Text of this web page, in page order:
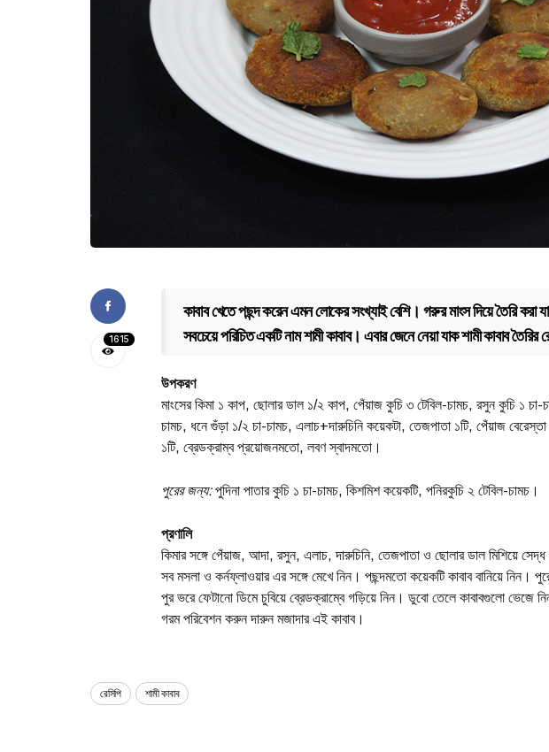
1615
কাবাব খেতে পছন্দ করেন এমন লোকের সংখ্যাই বেশি। গরুর মাংস দিয়ে তৈরি
সবচেয়ে পরিচিত একটি নাম শামী কাবাব। এবার জেনে নেয়া যাক শামী কাবাব তৈরির
উপকরণ
মাংসের কিমা ১ কাপ, ছোলার ডাল ১/২ কাপ, পেঁয়াজ কুচি ৩ টেবিল-চামচ, রসুন কুচি ১
চামচ, ধনে গুঁড়া ১/২ চা-চামচ, এলাচ+দারুচিনি কয়েকটা, তেজপাতা ১টি, পেঁয়াজ
১টি, ব্রেডক্রাম্ব প্রয়োজনমতো, লবণ স্বাদমতো।
পুরের জন্য:পুদিনা পাতার কুচি ১ চা-চামচ, কিশমিশ কয়েকটি, পনিরকুচি ২ টেবিল-চামচ।
প্রণালি
কিমার সঙ্গে পেঁয়াজ, আদা, রসুন, এলাচ, দারুচিনি, তেজপাতা ও ছোলার ডাল মিশিয়ে সেদ্ধ
সব মসলা ও কর্নফ্লাওয়ার এর সঙ্গে মেখে নিন। পছন্দমতো কয়েকটি কাবাব বানিয়ে নিন।
পুর ভরে ফেটানো ডিমে চুবিয়ে ব্রেডক্রাম্বে গড়িয়ে নিন। ডুবো তেলে কাবাবগুলো ভেজে
গরম পরিবেশন করুন দারুন মজাদার এই কাবাব।
রেসিপি শামী কাবাব